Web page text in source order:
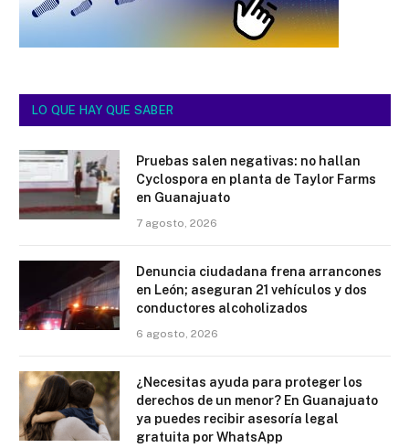
LO QUE HAY QUE SABER
Pruebas salen negativas: no hallan
Cyclospora en planta de Taylor Farms
en Guanajuato
7 agosto, 2026
Denuncia ciudadana frena arrancones
en León; aseguran 21 vehículos y dos
conductores alcoholizados
6 agosto, 2026
¿Necesitas ayuda para proteger los
derechos de un menor? En Guanajuato
ya puedes recibir asesoría legal
gratuita por WhatsApp